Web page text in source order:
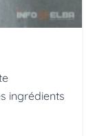
ingrédients